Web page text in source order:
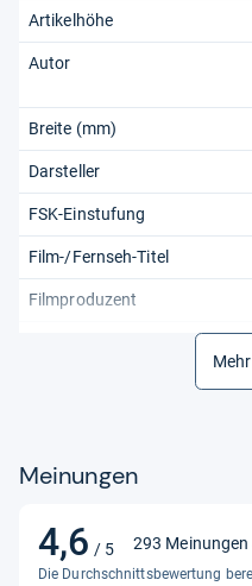
Artikelhöhe
Autor
Breite (mm)
Darsteller
FSK-Einstufung
Film-/Fernseh-Titel
Filmproduzent
Komponist
Label
Länge (mm)
Meinungen
4,6 / 5
4,6
von
293 Meinungen
Die Durchschnittsbewertung